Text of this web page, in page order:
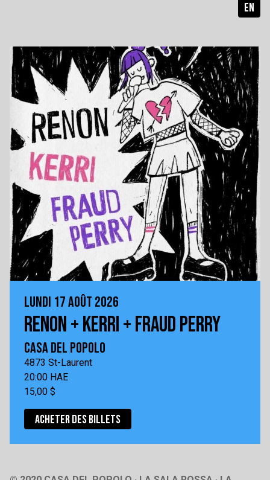
EN
LUNDI 17 AOÛT 2026
RENON + KERRI + FRAUD PERRY
CASA DEL POPOLO
4873 St-Laurent
20:00 HAE
15,00 $
ACHETER DES BILLETS